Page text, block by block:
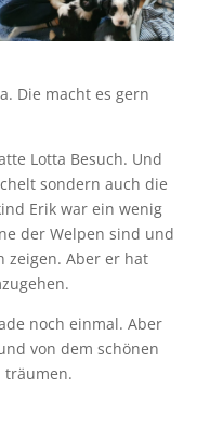
Die macht es gern
Lotta Besuch. Und
sondern auch die
Erik war ein wenig
der Welpen sind und
zeigen. Aber er hat
noch einmal. Aber
von dem schönen
träumen.